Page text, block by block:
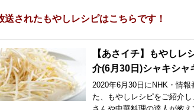
されたもやしレシピはこちらです！
【あさイチ】もやしレ
介(6月30日)シャキシャ
2020年6月30日にNHK・情
た、もやしレシピをご紹介